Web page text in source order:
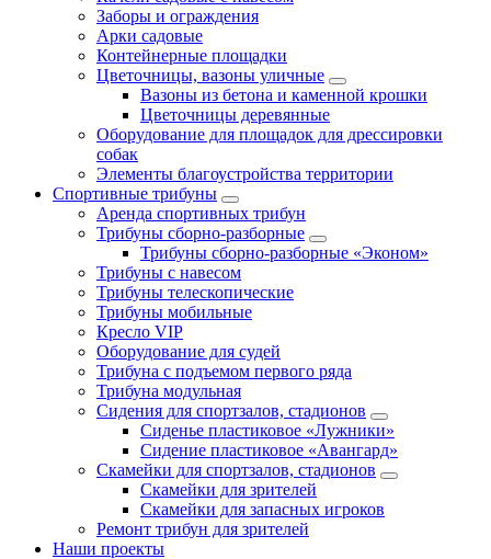
Заборы и ограждения
Арки садовые
Контейнерные площадки
Цветочницы, вазоны уличные
Вазоны из бетона и каменной крошки
Цветочницы деревянные
Оборудование для площадок для дрессировки
собак
Элементы благоустройства территории
Спортивные трибуны
Аренда спортивных трибун
Трибуны сборно-разборные
Трибуны сборно-разборные «Эконом»
Трибуны с навесом
Трибуны телескопические
Трибуны мобильные
Кресло VIP
Оборудование для судей
Трибуна с подъемом первого ряда
Трибуна модульная
Сидения для спортзалов, стадионов
Сиденье пластиковое «Лужники»
Сидение пластиковое «Авангард»
Скамейки для спортзалов, стадионов
Скамейки для зрителей
Скамейки для запасных игроков
Ремонт трибун для зрителей
Наши проекты